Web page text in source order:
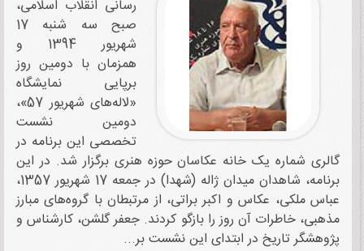
رسانی انقلاب اسلامی،
صبح سه شنبه 17
شهریور 1394 و
همزمان با دومین روز
برپایی نمایشگاه
«لاله‌های شهریور 57»،
دومین نشست
تخصصی این برنامه در
گالری شماره یک خانه عکاسان حوزه هنری برگزار شد. در این
برنامه، شاهدان میدان ژاله (شهدا) در جمعه 17 شهریور 1357،
عباس ملکی، عکاس و اکبر براتی،‌ از مرتبطان با گروه‌های مبارز
مذهبی، خاطرات آن روز را بازگو کردند. جعفر گلشن، کارشناس و
پژوهشگر تاریخ در ابتدای این نشست بر...